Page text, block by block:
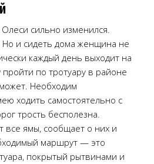
сильно изменился.
и сидеть дома женщина не
каждый день выходит на
пройти по тротуару в районе
Необходим
ходить самостоятельно с
трость бесполезна.
ямы, сообщает о них и
маршрут — это
покрытый рытвинами и